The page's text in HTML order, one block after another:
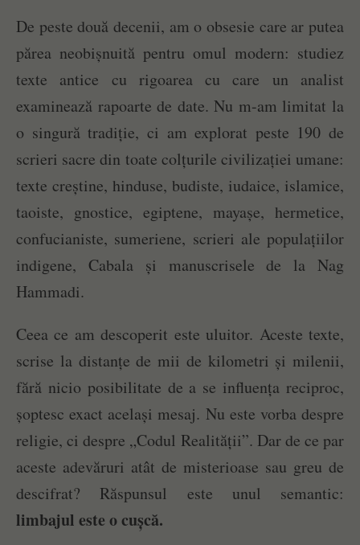
De peste două decenii, am o obsesie care ar putea
părea neobișnuită pentru omul modern: studiez
texte antice cu rigoarea cu care un analist
examinează rapoarte de date. Nu m-am limitat la
o singură tradiție, ci am explorat peste 190 de
scrieri sacre din toate colțurile civilizației umane:
texte creștine, hinduse, budiste, iudaice, islamice,
taoiste, gnostice, egiptene, mayașe, hermetice,
confucianiste, sumeriene, scrieri ale populațiilor
indigene, Cabala și manuscrisele de la Nag
Hammadi.
Ceea ce am descoperit este uluitor. Aceste texte,
scrise la distanțe de mii de kilometri și milenii,
fără nicio posibilitate de a se influența reciproc,
șoptesc exact același mesaj. Nu este vorba despre
religie, ci despre „Codul Realității”. Dar de ce par
aceste adevăruri atât de misterioase sau greu de
descifrat? Răspunsul este unul semantic:
limbajul este o cușcă.